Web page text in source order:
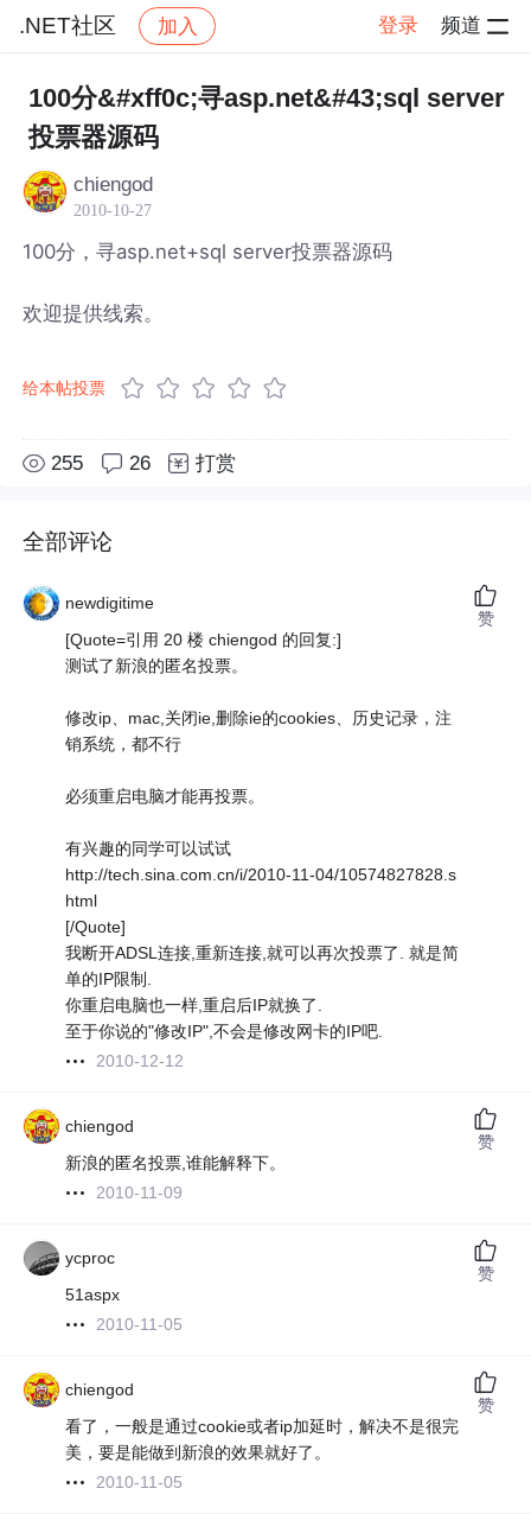
.NET社区 加入 登录 频道
社区 .NET社区
100分&#xff0c;寻asp.net&#43;sql server
投票器源码
chiengod
2010-10-27
100分，寻asp.net+sql server投票器源码
欢迎提供线索。
给本帖投票
255 26 打赏
全部评论
newdigitime
[Quote=引用 20 楼 chiengod 的回复:]
测试了新浪的匿名投票。
修改ip、mac,关闭ie,删除ie的cookies、历史记录，注
销系统，都不行
必须重启电脑才能再投票。
有兴趣的同学可以试试
http://tech.sina.com.cn/i/2010-11-04/10574827828.s
html
[/Quote]
我断开ADSL连接,重新连接,就可以再次投票了. 就是简
单的IP限制.
你重启电脑也一样,重启后IP就换了.
至于你说的"修改IP",不会是修改网卡的IP吧.
2010-12-12
赞
chiengod
新浪的匿名投票,谁能解释下。
2010-11-09
赞
ycproc
51aspx
2010-11-05
赞
chiengod
看了，一般是通过cookie或者ip加延时，解决不是很完
美，要是能做到新浪的效果就好了。
2010-11-05
赞